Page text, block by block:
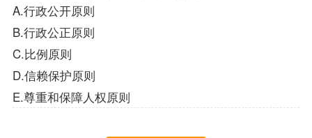
A.行政公开原则
B.行政公正原则
C.比例原则
D.信赖保护原则
E.尊重和保障人权原则